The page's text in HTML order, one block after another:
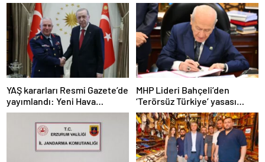
YAŞ kararları Resmi Gazete’de
yayımlandı: Yeni Hava
Kuvvetleri Komutanı
Orgeneral Rafet Dalkıran
MHP Lideri Bahçeli’den
‘Terörsüz Türkiye’ yasası
açıklaması: “Herkes kazandı”